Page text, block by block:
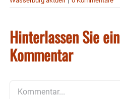
Hinterlassen Sie
Kommentar